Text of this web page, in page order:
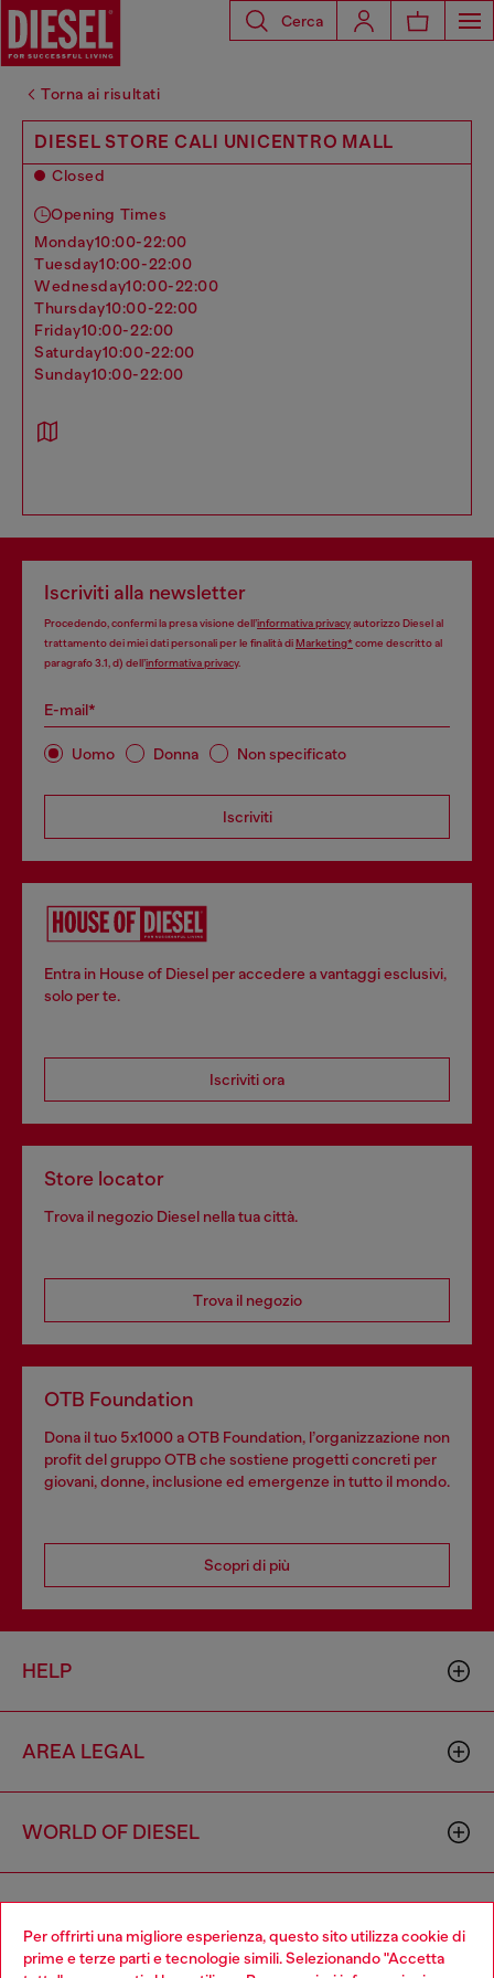
Per offrirti una migliore esperienza, questo sito utilizza cookie di
prime e terze parti e tecnologie simili. Selezionando "Accetta
Cerca
Torna ai risultati
DIESEL STORE CALI UNICENTRO MALL
Closed
Opening Times
monday10:00-22:00
tuesday10:00-22:00
wednesday10:00-22:00
thursday10:00-22:00
friday10:00-22:00
saturday10:00-22:00
sunday10:00-22:00
Iscriviti alla newsletter
Procedendo, confermi la presa visione dell’informativa privacyautorizzo Diesel al
trattamento dei miei dati personali per le finalità diMarketing*come descritto al
paragrafo 3.1, d) dell’informativa privacy.
E-mail*
Uomo Donna Non specificato
Iscriviti
Entra in House of Diesel per accedere a vantaggi esclusivi,
solo per te.
Iscriviti ora
Store locator
Trova il negozio Diesel nella tua città.
Trova il negozio
OTB Foundation
Dona il tuo 5x1000 a OTB Foundation, l’organizzazione non
profit del gruppo OTB che sostiene progetti concreti per
giovani, donne, inclusione ed emergenze in tutto il mondo.
Scopri di più
HELP
AREA LEGAL
WORLD OF DIESEL